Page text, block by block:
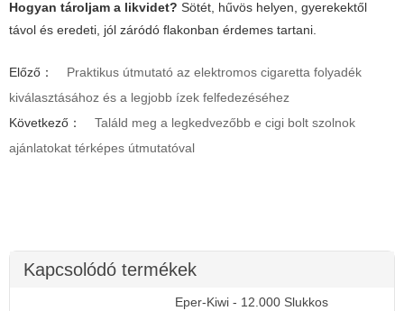
Hogyan tároljam a likvidet? Sötét, hűvös helyen, gyerekektől
távol és eredeti, jól záródó flakonban érdemes tartani.
Előző：
Praktikus útmutató az elektromos cigaretta folyadék
kiválasztásához és a legjobb ízek felfedezéséhez
Következő：
Találd meg a legkedvezőbb e cigi bolt szolnok
ajánlatokat térképes útmutatóval
Kapcsolódó termékek
Eper-Kiwi - 12.000 Slukkos